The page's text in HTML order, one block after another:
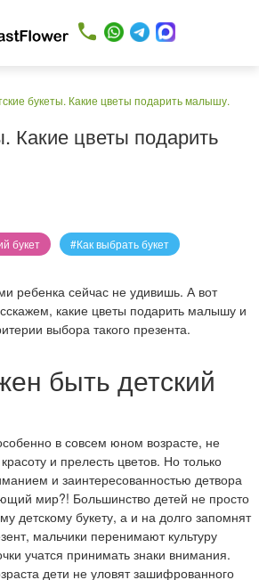
букеты. Какие цветы подарить малышу.
Какие цветы подарить
букет #Как выбрать букет
ребенка сейчас не удивишь. А вот
какие цветы подарить малышу и
выбора такого презента.
быть детский
в совсем юном возрасте, не
и прелесть цветов. Но только
и заинтересованностью детвора
мир?! Большинство детей не просто
детскому букету, а и на долго запомнят
мальчики перенимают культуру
учатся принимать знаки внимания.
дети не уловят зашифрованного